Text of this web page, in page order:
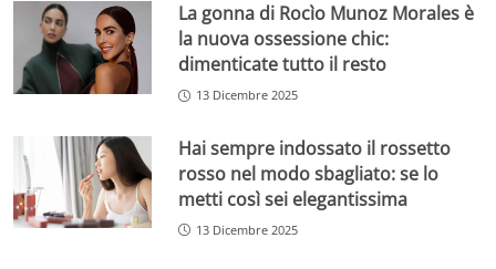
La gonna di Rocìo Munoz Morales è
la nuova ossessione chic:
dimenticate tutto il resto
13 Dicembre 2025
Hai sempre indossato il rossetto
rosso nel modo sbagliato: se lo
metti così sei elegantissima
13 Dicembre 2025